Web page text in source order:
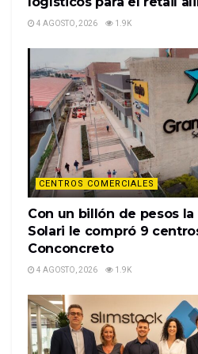
Noticias relacionadas
desafíos
alimentario
4 AGOSTO, 2026
Con un billón
chilena Solari
a la paisa
4 AGOSTO, 2026
vous avez financé la grille à
remportez 50 % des gains.
4 AGOSTO, 2026 1.9K
CENTROS COMERCIALES
Con un billón de pesos
Solari le compró 9
Conconcreto
4 AGOSTO, 2026 1.9K